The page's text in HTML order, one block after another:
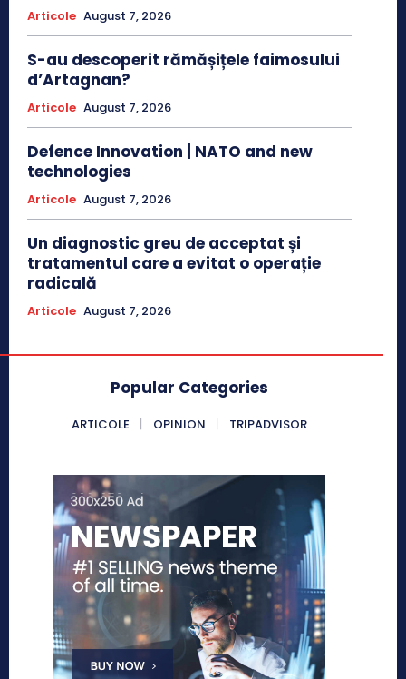
Articole August 7, 2026
S-au descoperit rămășițele faimosului
d’Artagnan?
Articole August 7, 2026
Defence Innovation | NATO and new
technologies
Articole August 7, 2026
Un diagnostic greu de acceptat și
tratamentul care a evitat o operație
radicală
Articole August 7, 2026
Popular Categories
ARTICOLE OPINION TRIPADVISOR